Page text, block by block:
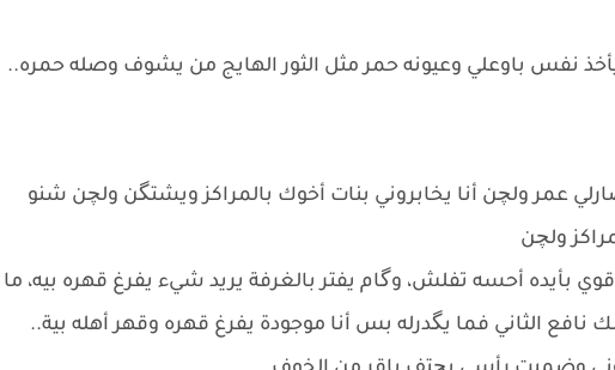
نفس باوعلي وعيونه حمر مثل الثور الهايج من يشوف وصله حمره..
عمر ولچن أنا يخابروني بنات أخوك بالمراكز ويشتگن ولچن شنو
ولچن
بأيده أحسه تفلش، وگام يفتر بالغرفة يريد شيء يفرغ قهره بيه، ما
الثاني فما يگدرله بس أنا موجودة يفرغ قهره وقهر أهله بية..